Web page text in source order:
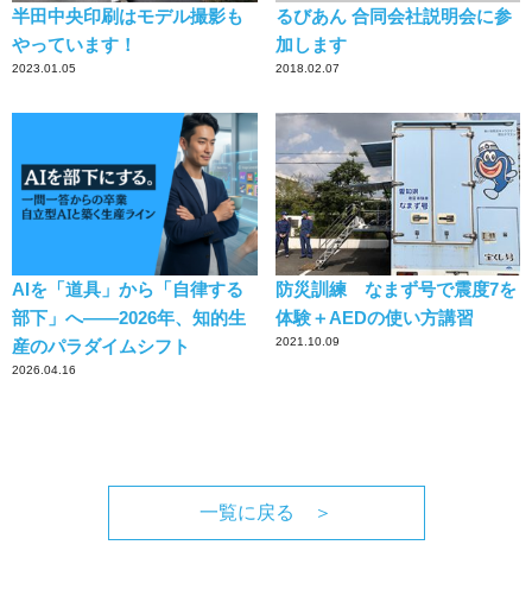
半田中央印刷はモデル撮影も
やっています！
2023.01.05
るびあん 合同会社説明会に参
加します
2018.02.07
AIを「道具」から「自律する
部下」へ——2026年、知的生
産のパラダイムシフト
2026.04.16
防災訓練 なまず号で震度7を
体験＋AEDの使い方講習
2021.10.09
一覧に戻る ＞